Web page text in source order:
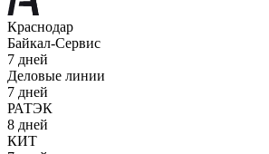
Краснодар
Байкал-Сервис
7 дней
Деловые линии
7 дней
РАТЭК
8 дней
КИТ